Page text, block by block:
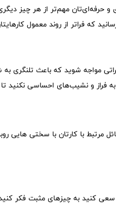
و حرفه‌ای‌تان مهم‌تر از هر چیز
که فراتر از روند معمول
مواجه شوید که باعث تلنگری
و نشیب‌های احساسی نکنید
مرتبط با کارتان با سختی هایی
سعی کنید به چیزهای مثبت فکر